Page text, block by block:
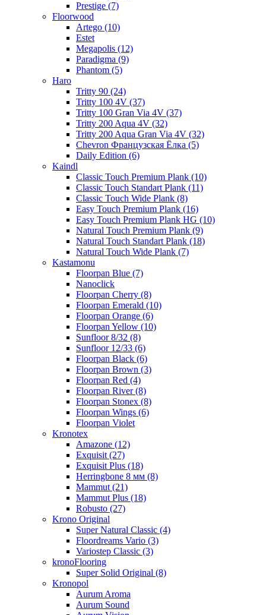
Prestige (7)
Floorwood
Artego (10)
Estet
Megapolis (12)
Paradigma (9)
Phantom (5)
Haro
Tritty 90 (24)
Tritty 100 4V (37)
Tritty 100 Gran Via 4V (37)
Tritty 200 Aqua 4V (32)
Tritty 200 Aqua Gran Via 4V (32)
Chevron Французская Ёлка (5)
Daily Edition (6)
Kaindl
Classic Touch Premium Plank (10)
Classic Touch Standart Plank (11)
Classic Touch Wide Plank (8)
Easy Touch Premium Plank (16)
Easy Touch Premium Plank HG (10)
Natural Touch Premium Plank (9)
Natural Touch Standart Plank (18)
Natural Touch Wide Plank (7)
Kastamonu
Floorpan Blue (7)
Nanoclick
Floorpan Cherry (8)
Floorpan Emerald (10)
Floorpan Orange (6)
Floorpan Yellow (10)
Sunfloor 8/32 (8)
Sunfloor 12/33 (6)
Floorpan Black (6)
Floorpan Brown (3)
Floorpan Red (4)
Floorpan River (8)
Floorpan Stonex (8)
Floorpan Wings (6)
Floorpan Violet
Kronotex
Amazone (12)
Exquisit (27)
Exquisit Plus (18)
Herringbone 8 мм (8)
Mammut (21)
Mammut Plus (18)
Robusto (27)
Krono Original
Super Natural Classic (4)
Floordreams Vario (3)
Variostep Classic (3)
kronoFlooring
Super Solid Original (8)
Kronopol
Aurum Aroma
Aurum Sound